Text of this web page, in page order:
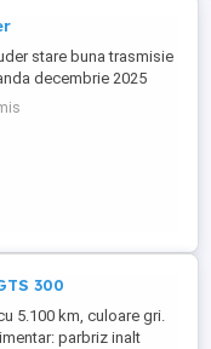
stare buna trasmisie
decembrie 2025
Nu raspund
cu ATV plus sau minus
300
5.100 km, culoare gri.
parbriz inalt